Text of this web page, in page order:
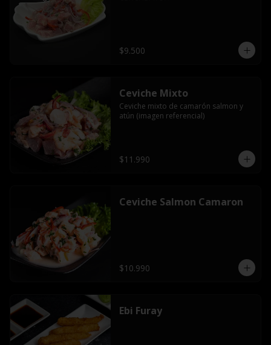
$9.500
Ceviche Mixto
Ceviche mixto de camarón salmon y
atún (imagen referencial)
$11.990
Ceviche Salmon Camaron
$10.990
Ebi Furay